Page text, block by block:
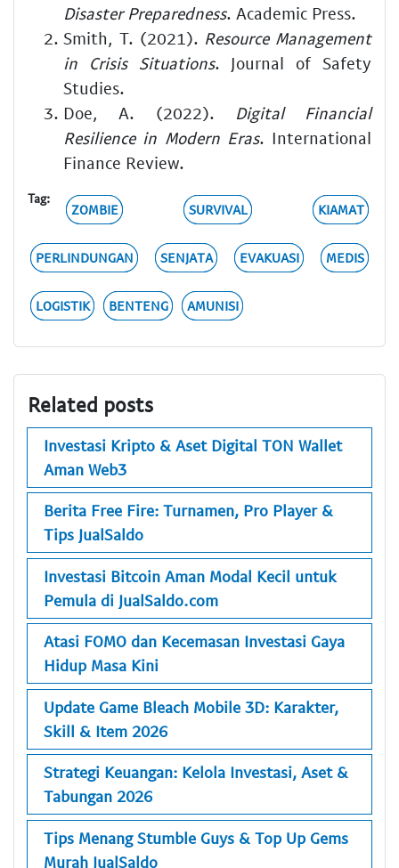
Disaster Preparedness. Academic Press.
Smith, T. (2021). Resource Management
in Crisis Situations. Journal of Safety
Studies.
Doe, A. (2022). Digital Financial
Resilience in Modern Eras. International
Finance Review.
Tag:
ZOMBIE SURVIVAL KIAMAT
PERLINDUNGAN SENJATA EVAKUASI MEDIS
LOGISTIK BENTENG AMUNISI
Related posts
Investasi Kripto & Aset Digital TON Wallet
Aman Web3
Berita Free Fire: Turnamen, Pro Player &
Tips JualSaldo
Investasi Bitcoin Aman Modal Kecil untuk
Pemula di JualSaldo.com
Atasi FOMO dan Kecemasan Investasi Gaya
Hidup Masa Kini
Update Game Bleach Mobile 3D: Karakter,
Skill & Item 2026
Strategi Keuangan: Kelola Investasi, Aset &
Tabungan 2026
Tips Menang Stumble Guys & Top Up Gems
Murah JualSaldo